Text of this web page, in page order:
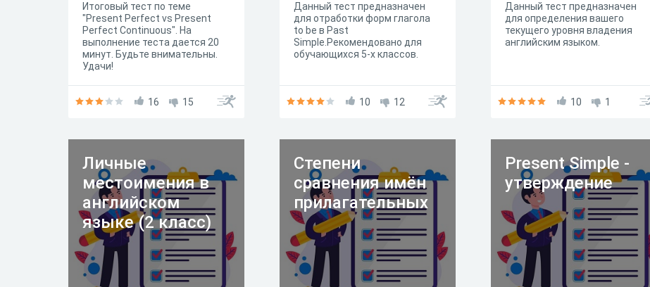
Итоговый тест по теме
"Present Perfect vs Present
Perfect Continuous". На
выполнение теста дается 20
минут. Будьте внимательны.
Удачи!
16 15
Данный тест предназначен
для отработки форм глагола
to be в Past
Simple.Рекомендовано для
обучающихся 5-х классов.
10 12
Данный тест предназначен
для определения вашего
текущего уровня владения
английским языком.
10 1
Личные
местоимения в
английском
языке (2 класс)
Степени
сравнения имён
прилагательных
Present Simple -
утверждение